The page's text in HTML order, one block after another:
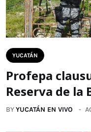
YUCATÁN
Profepa
Reserva de la
BYYUCATÁN EN VIVO